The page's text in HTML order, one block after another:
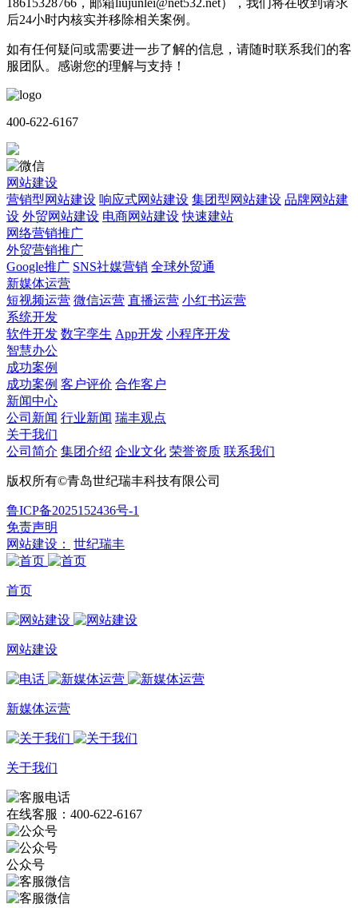
18615328766，邮箱liujunlei@net532.net），我们将在收到请求
后24小时内核实并移除相关案例。
如有任何疑问或需要进一步了解的信息，请随时联系我们的客
服团队。感谢您的理解与支持！
400-622-6167
网站建设
营销型网站建设 响应式网站建设 集团型网站建设 品牌网站建
设 外贸网站建设 电商网站建设 快速建站
网络营销推广
外贸营销推广
Google推广 SNS社媒营销 全球外贸通
新媒体运营
短视频运营 微信运营 直播运营 小红书运营
系统开发
软件开发 数字孪生 App开发 小程序开发
智慧办公
成功案例
成功案例 客户评价 合作客户
新闻中心
公司新闻 行业新闻 瑞丰观点
关于我们
公司简介 集团介绍 企业文化 荣誉资质 联系我们
版权所有©青岛世纪瑞丰科技有限公司
鲁ICP备2025152436号-1
免责声明
网站建设：
世纪瑞丰
首页
网站建设
新媒体运营
关于我们
在线客服：400-622-6167
公众号